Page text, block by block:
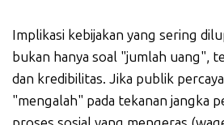
Implikasi kebijakan yang sering
bukan hanya soal "jumlah uang",
dan kredibilitas. Jika publik
"mengalah" pada tekanan jangka